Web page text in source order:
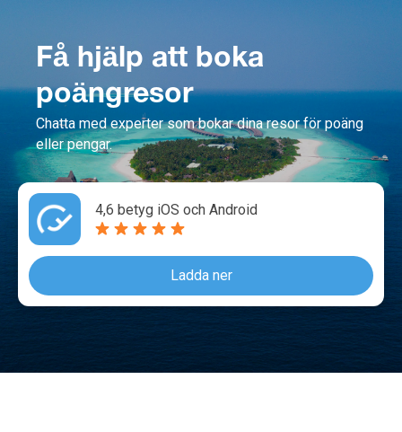
Få hjälp att boka
poängresor
Chatta med experter som bokar dina resor för poäng
eller pengar.
4,6 betyg iOS och Android
Ladda ner